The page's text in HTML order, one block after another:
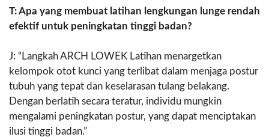
T: Apa yang membuat latihan lengkungan lunge rendah
efektif untuk peningkatan tinggi badan?
J: “Langkah ARCH LOWEK Latihan menargetkan
kelompok otot kunci yang terlibat dalam menjaga postur
tubuh yang tepat dan keselarasan tulang belakang.
Dengan berlatih secara teratur, individu mungkin
mengalami peningkatan postur, yang dapat menciptakan
ilusi tinggi badan.”